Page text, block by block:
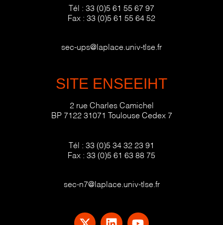
Tél : 33 (0)5 61 55 67 97
Fax : 33 (0)5 61 55 64 52
sec-ups@laplace.univ-tlse.fr
SITE ENSEEIHT
2 rue Charles Camichel
BP 7122 31071 Toulouse Cedex 7
Tél : 33 (0)5 34 32 23 91
Fax : 33 (0)5 61 63 88 75
sec-n7@laplace.univ-tlse.fr